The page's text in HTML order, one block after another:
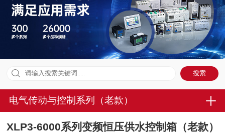
电气传动与控制系列（老款）
XLP3-6000系列变频恒压供水控制箱（老款）